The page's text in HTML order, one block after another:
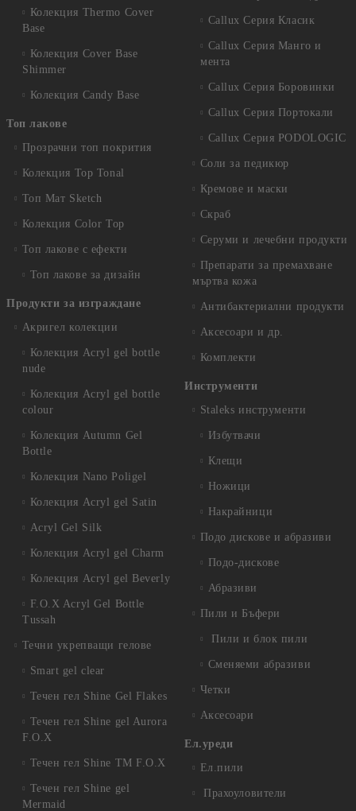
Колекция Thermo Cover
Base
Колекция Cover Base
Shimmer
Колекция Candy Base
Топ лакове
Прозрачни топ покрития
Колекция Top Tonal
Топ Мат Sketch
Колекция Color Top
Топ лакове с ефекти
Топ лакове за дизайн
Продукти за изграждане
Акригел колекции
Колекция Acryl gel bottle
nude
Колекция Acryl gel bottle
colour
Колекция Autumn Gel
Bottle
Колекция Nano Poligel
Колекция Acryl gel Satin
Acryl Gel Silk
Колекция Acryl gel Charm
Колекция Acryl gel Beverly
F.O.X Acryl Gel Bottle
Tussah
Течни укрепващи гелове
Smart gel clear
Течен гел Shine Gel Flakes
Течен гел Shine gel Aurora
F.O.X
Течен гел Shine TM F.O.X
Течен гел Shine gel
Mermaid
Callux Серия Класик
Callux Серия Манго и
мента
Callux Серия Боровинки
Callux Серия Портокали
Callux Серия PODOLOGIC
Соли за педикюр
Кремове и маски
Скраб
Серуми и лечебни продукти
Препарати за премахване
мъртва кожа
Антибактериални продукти
Аксесоари и др.
Комплекти
Инструменти
Staleks инструменти
Избутвачи
Клещи
Ножици
Накрайници
Подо дискове и абразиви
Подо-дискове
Абразиви
Пили и Бъфери
Пили и блок пили
Сменяеми абразиви
Четки
Аксесоари
Ел.уреди
Ел.пили
Прахоуловители